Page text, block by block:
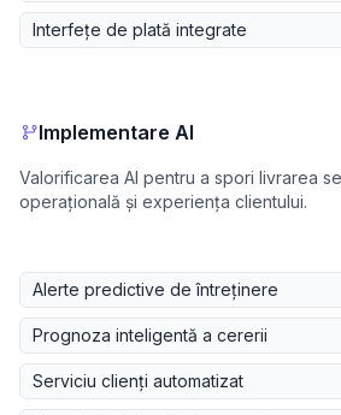
Interfețe de plată integrate
Implementare AI
Valorificarea AI pentru a spori livrarea
operațională și experiența clientului.
Alerte predictive de întreținere
Prognoza inteligentă a cererii
Serviciu clienți automatizat